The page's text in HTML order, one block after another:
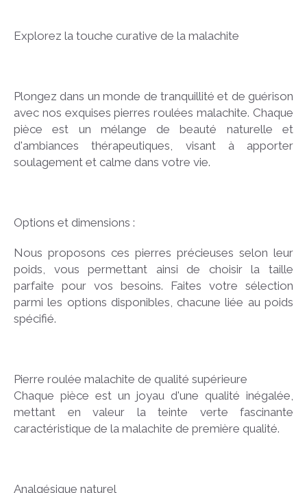
Explorez la touche curative de la malachite
Plongez dans un monde de tranquillité et de guérison
avec nos exquises pierres roulées malachite. Chaque
pièce est un mélange de beauté naturelle et
d'ambiances thérapeutiques, visant à apporter
soulagement et calme dans votre vie.
Options et dimensions :
Nous proposons ces pierres précieuses selon leur
poids, vous permettant ainsi de choisir la taille
parfaite pour vos besoins. Faites votre sélection
parmi les options disponibles, chacune liée au poids
spécifié.
Pierre roulée malachite de qualité supérieure
Chaque pièce est un joyau d'une qualité inégalée,
mettant en valeur la teinte verte fascinante
caractéristique de la malachite de première qualité.
Analgésique naturel